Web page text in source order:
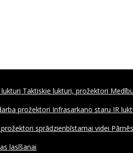
Taktiskie lukturi, prožektori
prožektori Infrasarkano staru IR
sprādzienbīstamai videi
lasīšanai